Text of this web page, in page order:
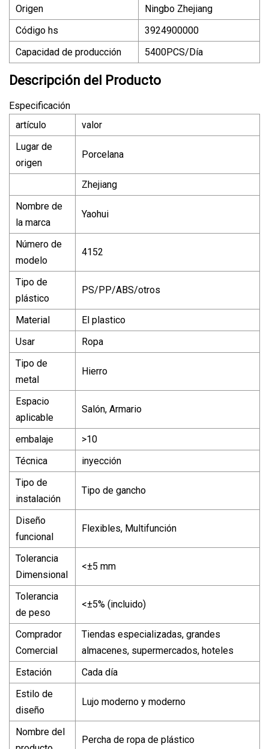
Origen
Ningbo Zhejiang
Código hs
3924900000
Capacidad de producción
5400PCS/Día
Descripción del Producto
Especificación
artículo
valor
Lugar de
origen
Porcelana
Zhejiang
Nombre de
la marca
Yaohui
Número de
modelo
4152
Tipo de
plástico
PS/PP/ABS/otros
Material
El plastico
Usar
Ropa
Tipo de
metal
Hierro
Espacio
aplicable
Salón, Armario
embalaje
>10
Técnica
inyección
Tipo de
instalación
Tipo de gancho
Diseño
funcional
Flexibles, Multifunción
Tolerancia
Dimensional
<±5 mm
Tolerancia
de peso
<±5% (incluido)
Comprador
Comercial
Tiendas especializadas, grandes
almacenes, supermercados, hoteles
Estación
Cada día
Estilo de
diseño
Lujo moderno y moderno
Nombre del
Percha de ropa de plástico